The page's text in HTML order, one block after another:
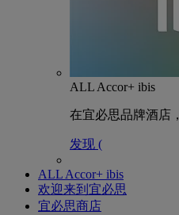
ALL Accor+ ibis
在宜必思品牌酒店，
发现 (
ALL Accor+ ibis
欢迎来到宜必思
宜必思商店